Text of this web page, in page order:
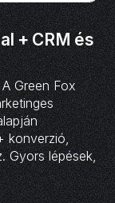
+ CRM és
Green Fox
konverzió,
Gyors lépések,